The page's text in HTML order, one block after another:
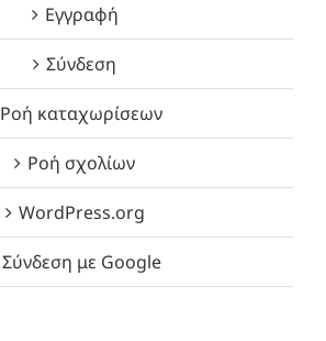
Εγγραφή
Σύνδεση
Ροή καταχωρίσεων
Ροή σχολίων
WordPress.org
Σύνδεση με Google